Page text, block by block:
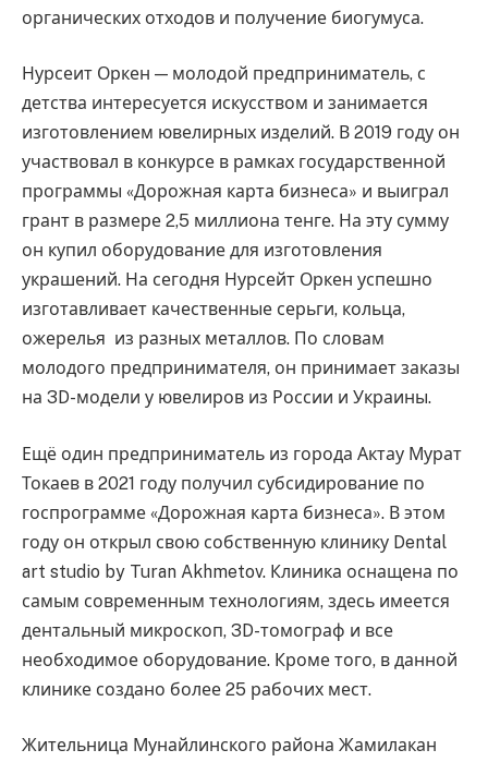
органических отходов и получение биогумуса.
Нурсеит Оркен — молодой предприниматель, с
детства интересуется искусством и занимается
изготовлением ювелирных изделий. В 2019 году он
участвовал в конкурсе в рамках государственной
программы «Дорожная карта бизнеса» и выиграл
грант в размере 2,5 миллиона тенге. На эту сумму
он купил оборудование для изготовления
украшений. На сегодня Нурсейт Оркен успешно
изготавливает качественные серьги, кольца,
ожерелья из разных металлов. По словам
молодого предпринимателя, он принимает заказы
на 3D-модели у ювелиров из России и Украины.
Ещё один предприниматель из города Актау Мурат
Токаев в 2021 году получил субсидирование по
госпрограмме «Дорожная карта бизнеса». В этом
году он открыл свою собственную клинику Dental
art studio by Turan Akhmetov. Клиника оснащена по
самым современным технологиям, здесь имеется
дентальный микроскоп, 3D-томограф и все
необходимое оборудование. Кроме того, в данной
клинике создано более 25 рабочих мест.
Жительница Мунайлинского района Жамилакан